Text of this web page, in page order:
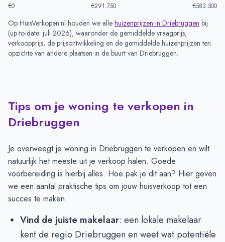
€0 €291.750 €583.500
Op HuisVerkopen.nl houden we alle huizenprijzen in Driebruggen bij
(up-to-date: juli 2026), waaronder de gemiddelde vraagprijs,
verkoopprijs, de prijsontwikkeling en de gemiddelde huizenprijzen ten
opzichte van andere plaatsen in de buurt van Driebruggen.
Tips om je woning te verkopen in
Driebruggen
Je overweegt je woning in Driebruggen te verkopen en wilt
natuurlijk het meeste uit je verkoop halen. Goede
voorbereiding is hierbij alles. Hoe pak je dit aan? Hier geven
we een aantal praktische tips om jouw huisverkoop tot een
succes te maken.
Vind de juiste makelaar: een lokale makelaar
kent de regio Driebruggen en weet wat potentiële